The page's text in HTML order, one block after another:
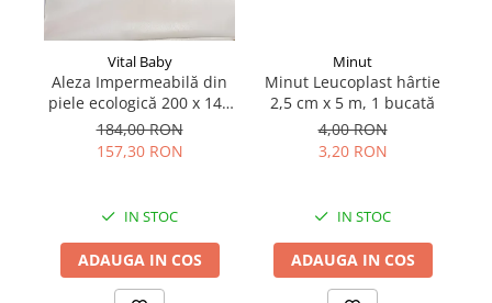
Vital Baby
Aleza Impermeabilă din
piele ecologică 200 x 145
mm 1 bucăți
184,00 RON
157,30 RON
IN STOC
ADAUGA IN COS
Minut
Minut Leucoplast hârtie
2,5 cm x 5 m, 1 bucată
4,00 RON
3,20 RON
IN STOC
ADAUGA IN COS